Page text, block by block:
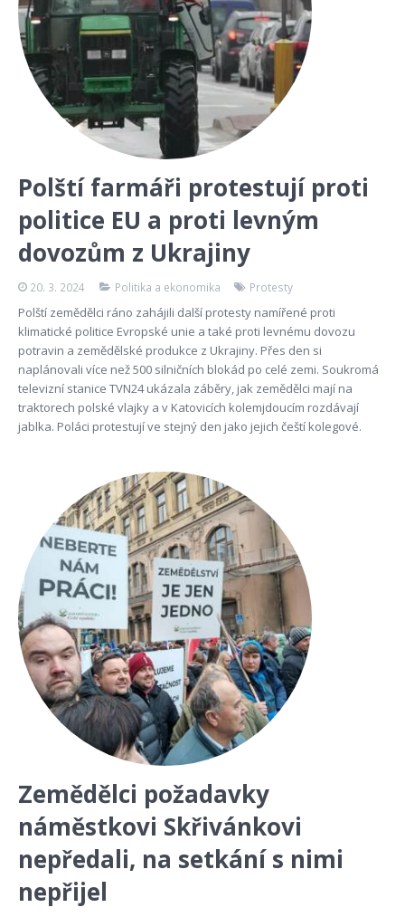
Polští farmáři protestují proti
politice EU a proti levným
dovozům z Ukrajiny
20. 3. 2024 Politika a ekonomika Protesty
Polští zemědělci ráno zahájili další protesty namířené proti
klimatické politice Evropské unie a také proti levnému dovozu
potravin a zemědělské produkce z Ukrajiny. Přes den si
naplánovali více než 500 silničních blokád po celé zemi. Soukromá
televizní stanice TVN24 ukázala záběry, jak zemědělci mají na
traktorech polské vlajky a v Katovicích kolemjdoucím rozdávají
jablka. Poláci protestují ve stejný den jako jejich čeští kolegové.
Zemědělci požadavky
náměstkovi Skřivánkovi
nepředali, na setkání s nimi
nepřijel